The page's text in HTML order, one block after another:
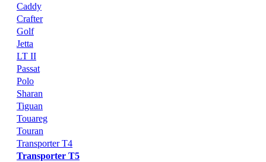
Caddy
Crafter
Golf
Jetta
LT II
Passat
Polo
Sharan
Tiguan
Touareg
Touran
Transporter T4
Transporter T5